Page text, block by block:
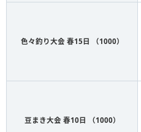
色々釣り大会 春15日 （1000）
豆まき大会 春10日 （1000）